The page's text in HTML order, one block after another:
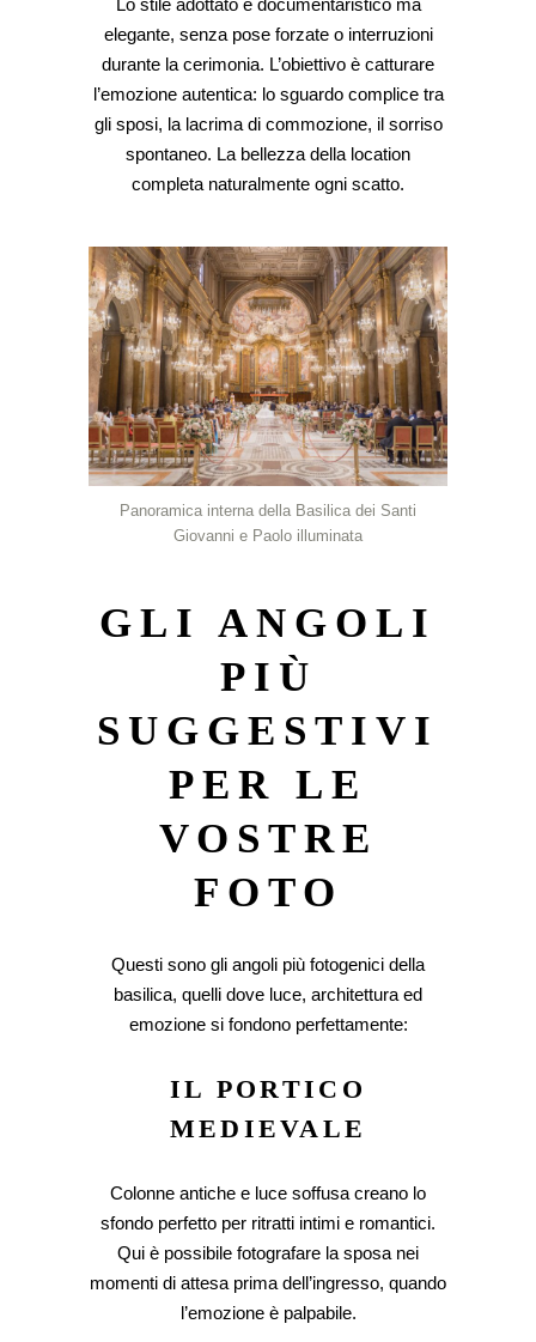
Lo stile adottato è documentaristico ma
elegante, senza pose forzate o interruzioni
durante la cerimonia. L’obiettivo è catturare
l’emozione autentica: lo sguardo complice tra
gli sposi, la lacrima di commozione, il sorriso
spontaneo. La bellezza della location
completa naturalmente ogni scatto.
Panoramica interna della Basilica dei Santi
Giovanni e Paolo illuminata
GLI ANGOLI
PIÙ
SUGGESTIVI
PER LE
VOSTRE
FOTO
Questi sono gli angoli più fotogenici della
basilica, quelli dove luce, architettura ed
emozione si fondono perfettamente:
IL PORTICO
MEDIEVALE
Colonne antiche e luce soffusa creano lo
sfondo perfetto per ritratti intimi e romantici.
Qui è possibile fotografare la sposa nei
momenti di attesa prima dell’ingresso, quando
l’emozione è palpabile.